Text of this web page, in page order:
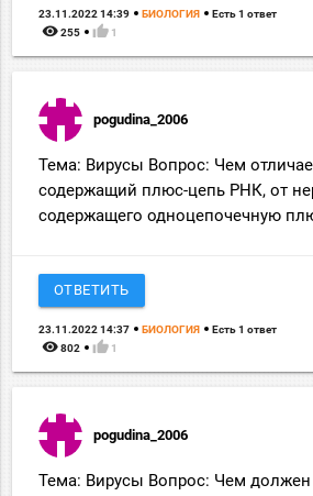
23.11.2022 14:39 БИОЛОГИЯ Есть 1 ответ
remove_red_eye 255 thumb_up 1
pogudina_2006
Тема: Вирусы Вопрос: Чем
содержащий плюс-цепь РНК, от
содержащего одноцепочечную
ОТВЕТИТЬ
23.11.2022 14:37 БИОЛОГИЯ Есть 1 ответ
remove_red_eye 802 thumb_up 1
pogudina_2006
Тема: Вирусы Вопрос: Чем должен